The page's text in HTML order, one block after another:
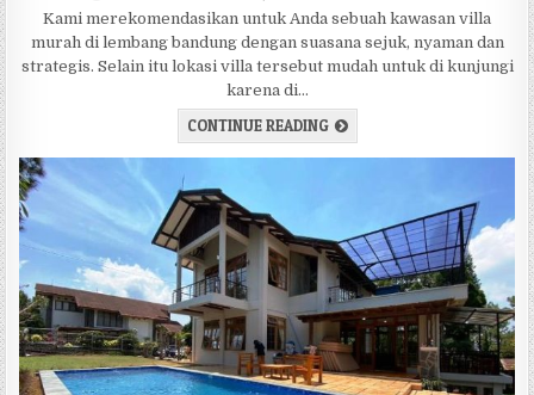
Kami merekomendasikan untuk Anda sebuah kawasan villa
murah di lembang bandung dengan suasana sejuk, nyaman dan
strategis. Selain itu lokasi villa tersebut mudah untuk di kunjungi
karena di…
CONTINUE READINGVILLA MURAH DI LEMBANG